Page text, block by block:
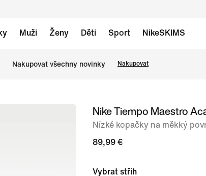
Muži Ženy Děti Sport NikeSKIMS
Nakupovat všechny novinky Nakupovat
obrázekNike Tiempo Maestro
Nízké kopačky na měkký
89,99 €
Vybrat střih